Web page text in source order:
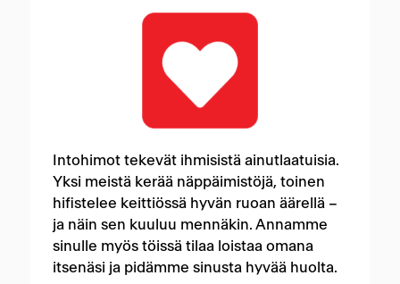
Intohimot tekevät ihmisistä ainutlaatuisia.
Yksi meistä kerää näppäimistöjä, toinen
hifistelee keittiössä hyvän ruoan äärellä –
ja näin sen kuuluu mennäkin. Annamme
sinulle myös töissä tilaa loistaa omana
itsenäsi ja pidämme sinusta hyvää huolta.